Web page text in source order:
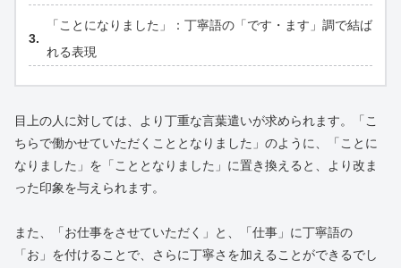
「ことになりました」：丁寧語の「です・ます」調で結ば
れる表現
目上の人に対しては、より丁重な言葉遣いが求められます。「こ
ちらで働かせていただくこととなりました」のように、「ことに
なりました」を「こととなりました」に置き換えると、より改ま
った印象を与えられます。
また、「お仕事をさせていただく」と、「仕事」に丁寧語の
「お」を付けることで、さらに丁寧さを加えることができるでし